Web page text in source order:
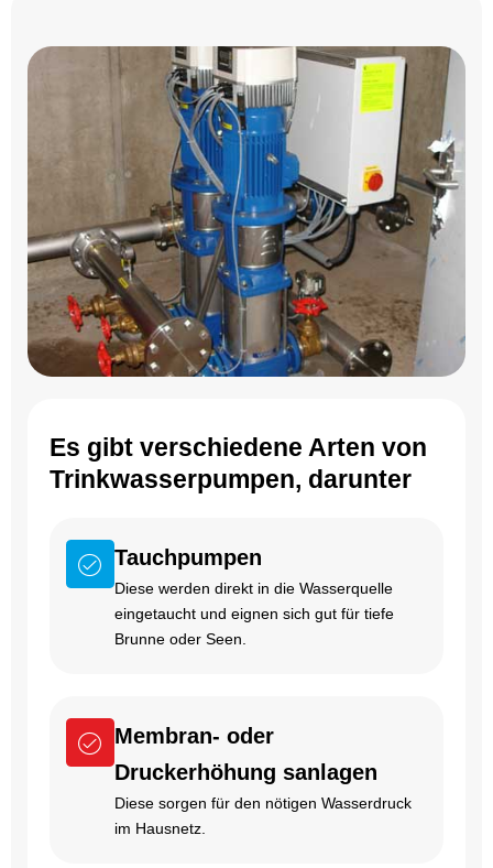
Es gibt verschiedene Arten von
Trinkwasserpumpen, darunter
Tauchpumpen
Diese werden direkt in die Wasserquelle
eingetaucht und eignen sich gut für tiefe
Brunne oder Seen.
Membran- oder
Druckerhöhung sanlagen
Diese sorgen für den nötigen Wasserdruck
im Hausnetz.